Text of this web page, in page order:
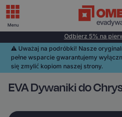
Odbierz 5% na
⚠️️ Uważaj na podróbki! Nasze
pełne wsparcie gwarantujemy
się zmylić kopiom naszej strony.
EVA Dywaniki do
Menu